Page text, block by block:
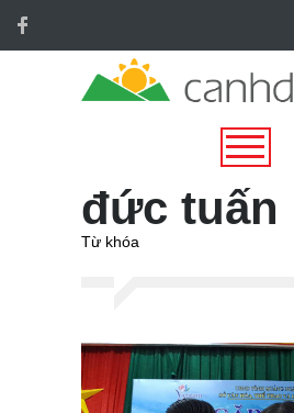
đức tuấn
Từ khóa